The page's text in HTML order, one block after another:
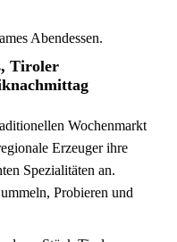
Abendessen.
Tiroler
Wochenmarkt
Erzeuger ihre
Spezialitäten an.
Probieren und